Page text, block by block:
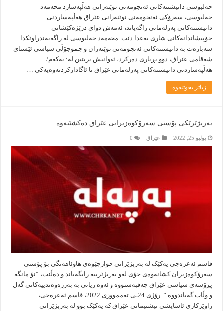
حەلبوسی دانیشتنەکانی ئەنجومەنی نوێنەرانی هەڵپەسارد محەمەد
حەلبوسی، سەرۆکی ئەنجومەنی نوێنەرانی عێراق هەڵپەساردنی
دانیشتنەکانی پەرلەمانی راگەیاند، ئەمەش دوای درێژەکێشانی
خۆپیشاندانەکانی شاری بەغدا دێت. محەمەد حەلبوسی لە راگەیەندراوێکدا
سەبارەت بە دانیشتنەکانی ئەنجومەنی نوێنەران و جموجۆڵی سیاسی ئێستای
شەقامی عێراق، دوو بڕیاری دەرکرد، ئەوانیش بریتین لە: یەکەم/
هەڵپەساردنی دانیشتنەکانی پەرلەمانی عێراق تا ئاگادارکردنەوەیەکی …
زیاتر بخوێنەوە
بەریژێرێکی پۆستی سەرۆکوەزیرانی عێراق دەکشێتەوە
يوليو 25, 2022 عێراق 0
قاسم ئەعرەجى یەکێک لە بەربژێرانى چوارچێوەى هاوئاهەنگى بۆ پۆستى
سەرۆکوەزیران کشانەوەى خۆى لەو بەربژێرییە رایگەیاند و دەڵێت، “نۆ مانگە
پڕۆسەى سیاسى عێراق چەقبەستووە و ئەوە زیانى بە بەرژەوەندییەکانى گەل
و وڵات گەیاندووە.” رۆژی 24ـى تەممووزى 2022، قاسم ئەعرەجی،
راوێژکارى ئاسایشى نیشتیمانى عێراق کە یەکێک بوو لە بەربژێرانى